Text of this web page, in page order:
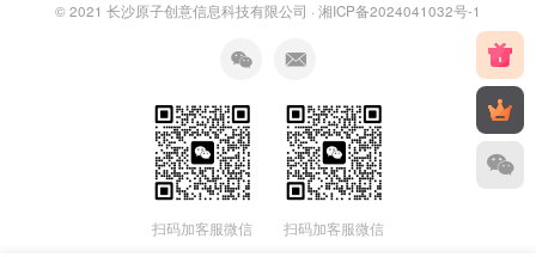
© 2021 长沙原子创意信息科技有限公司 · 湘ICP备2024041032号-1
扫码加客服微信 扫码加客服微信